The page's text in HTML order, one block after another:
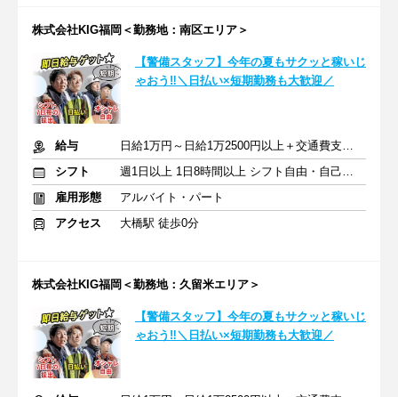
株式会社KIG福岡＜勤務地：南区エリア＞
【警備スタッフ】今年の夏もサクッと稼いじ
ゃおう‼＼日払い×短期勤務も大歓迎／
給与
日給1万円～日給1万2500円以上＋交通費支給（規定あり）
シフト
週1日以上 1日8時間以上 シフト自由・自己申告
雇用形態
アルバイト・パート
アクセス
大橋駅 徒歩0分
株式会社KIG福岡＜勤務地：久留米エリア＞
【警備スタッフ】今年の夏もサクッと稼いじ
ゃおう‼＼日払い×短期勤務も大歓迎／